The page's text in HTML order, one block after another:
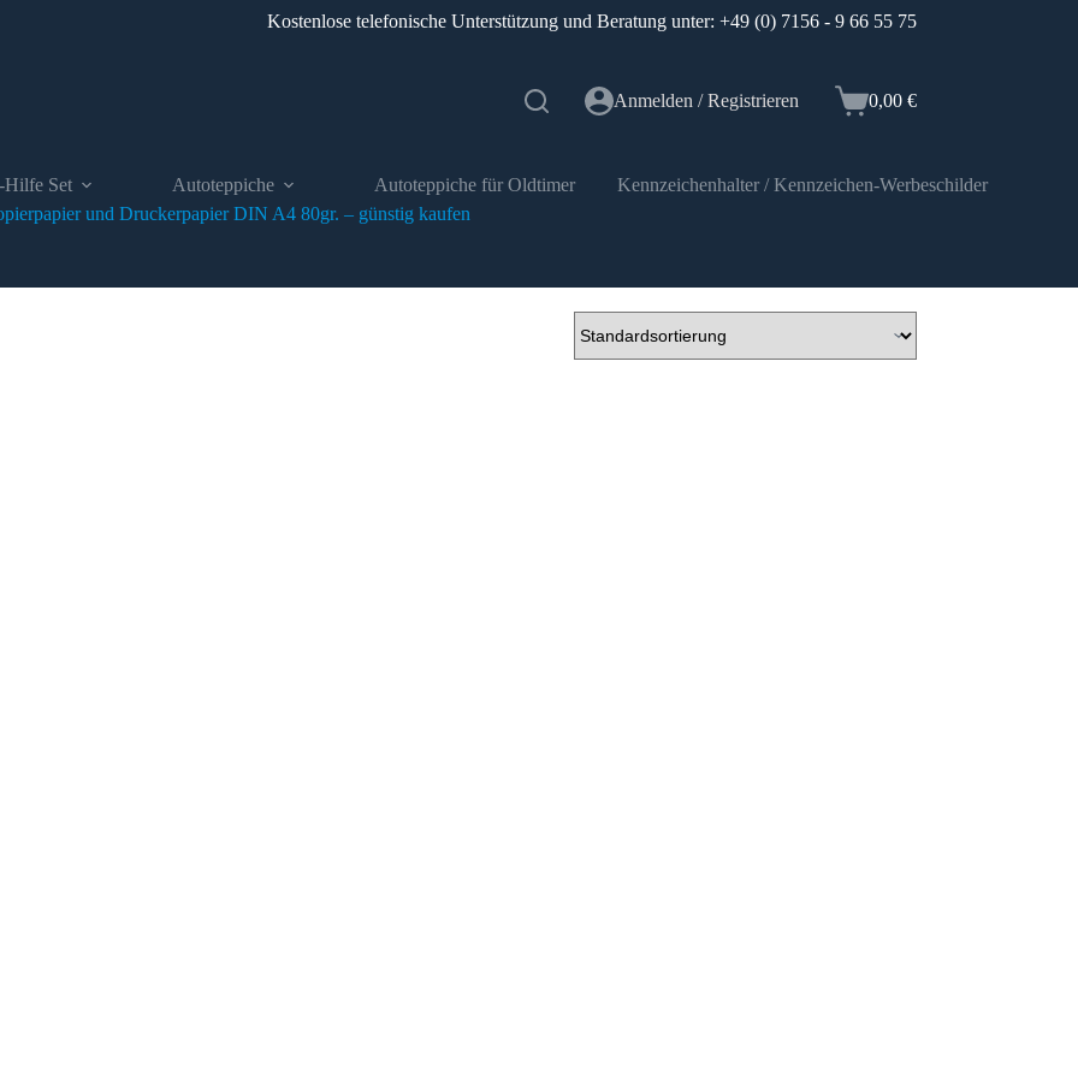
Kostenlose telefonische Unterstützung und Beratung unter: +49 (0) 7156 - 9 66 55 75
Anmelden / Registrieren Warenkorb
0,00 €
Hilfe Set Autoteppiche Autoteppiche für Oldtimer Kennzeichenhalter / Kennzeichen-Werbeschilder
und Druckerpapier DIN A4 80gr. – günstig kaufen